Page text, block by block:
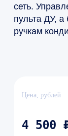
сеть.
пульта ДУ,
ручкам
Цена, рублей
4 500